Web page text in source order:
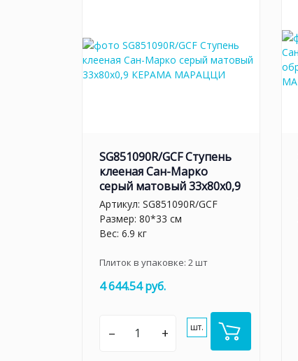
SG851090R/GCF Ступень
клееная Сан-Марко
серый матовый 33x80x0,9
Артикул: SG851090R/GCF
Размер: 80*33 см
Вес: 6.9 кг
Плиток в упаковке: 2 шт
4 644.54 руб.
– + шт.